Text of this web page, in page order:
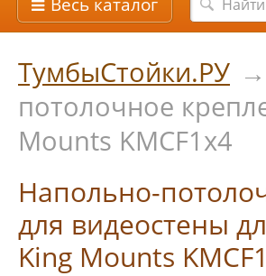
ТумбыСтойки.РУ →
потолочное
Mounts KMCF1х4
Напольно-
для видеостены
King Mounts